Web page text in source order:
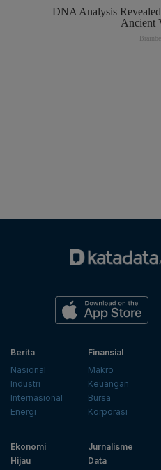
Berita
Nasional
Industri
Internasional
Energi
Finansial
Makro
Keuangan
Bursa
Korporasi
Ekonomi
Hijau
Jurnalisme
Data